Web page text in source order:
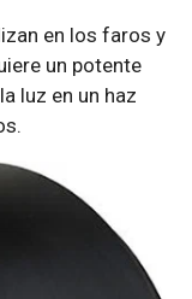
en los faros y
un potente
luz en un haz